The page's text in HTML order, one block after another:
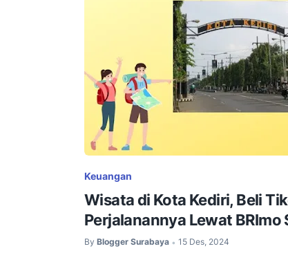
Keuangan
Wisata di Kota Kediri, Beli
Perjalanannya Lewat BRImo
By Blogger Surabaya • 15 Des, 2024